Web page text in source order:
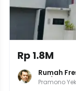
Rp 1.8M
Rumah
133/LB
Pramono